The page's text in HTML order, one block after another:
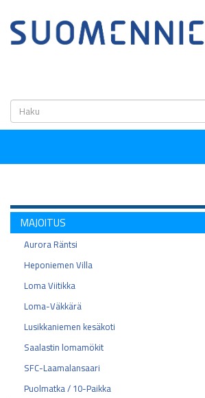
MAJOITUS
Aurora Räntsi
Heponiemen Villa
Loma Viitikka
Loma-Väkkärä
Lusikkaniemen kesäkoti
Saalastin lomamökit
SFC-Laamalansaari
Puolmatka / 10-Paikka